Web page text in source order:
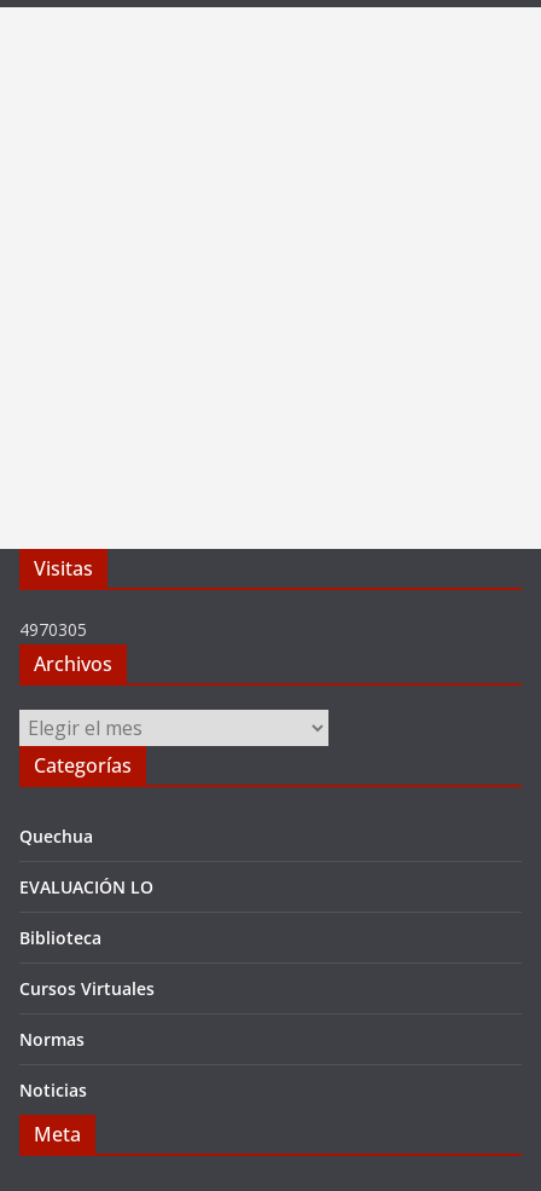
Visitas
4970305
Archivos
Archivos
Categorías
Quechua
EVALUACIÓN LO
Biblioteca
Cursos Virtuales
Normas
Noticias
Meta